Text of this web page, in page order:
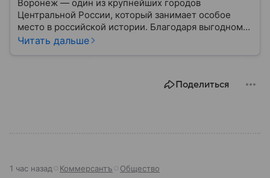
Воронеж — один из крупнейших городов
Центральной России, который занимает особое
место в российской истории. Благодаря выгодному
расположению на юге европейской части страны
Читать дальше
Поделиться
1 час назад Коммерсантъ Общество